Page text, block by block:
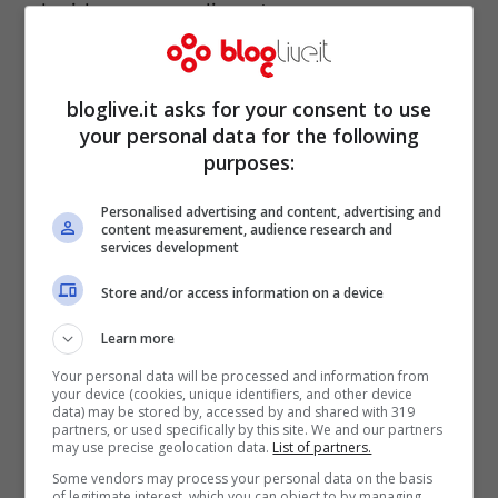
decidere provvedimento per
provvedimento” ha concluso il leader di
Idv. A suggerire un cambio di rotta era
stato anche qualcuno dall’interno del
partito, il senatorePancho Pardi
una lettera ai colleghi e dirigenti
caldeggiava un appoggio al governo
prossimo venturo:
anche l’astensione… avrebbe il significato
di un Aventino sterile e improduttivo
attirerebbe la facile accusa di operare
solo per lucrare voti e interessi di bottega
(sono subissato da mail
in questo senso
bloglive.it asks for your consent to use
your personal data for the following
purposes:
Personalised advertising and content, advertising and
content measurement, audience research and
services development
Store and/or access information on a device
Learn more
Your personal data will be processed and information from
your device (cookies, unique identifiers, and other device
data) may be stored by, accessed by and shared with 319
partners, or used specifically by this site. We and our partners
may use precise geolocation data. List of partners.
Some vendors may process your personal data on the basis